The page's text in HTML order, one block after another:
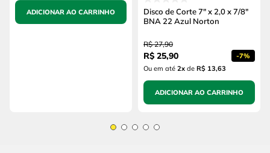
ADICIONAR AO CARRINHO
Disco de Corte 7" x 2,0 x 7/8"
BNA 22 Azul Norton
R$ 27,90
R$ 25,90 -7%
Ou em até 2x de R$ 13,63
ADICIONAR AO CARRINHO